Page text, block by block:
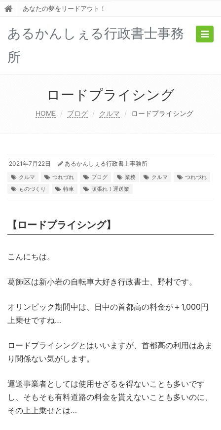
あなたの夢をリードアウト！
あるかんしぇる行政書士事務
所
ロードプライシング
HOME ブログ クルマ ロードプライシング
2021年7月22日 あるかんしぇる行政書士事務所
クルマ つれづれ ブログ 業務 クルマ
つれづれ
ものづくり
特車 頑張れ！運送業
【ロードプライシング】
こんにちは。
葛飾区は新小岩の自転車大好き行政書士、野村です。
オリンピック期間中は、日中の首都高の料金が＋1,000円
上乗せですね…
ロードプライシングとはいいますが、首都高の利用はあま
り関係ない気がします。
運送事業者としては使用せざるを得ないことも多いです
し、そもそも有料道路の料金を貰えないことも多いのに、
その上上乗せとは…